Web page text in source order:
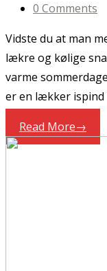
0 Comments
Vidste du at man
lækre og kølige
varme
er en lækker ispind
Read More→